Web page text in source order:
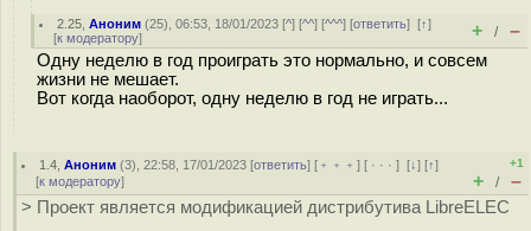
2.25 ,Аноним (25), 06:53, 18/01/2023 [^] [^^] [^^^] [ответить][↑]
[к модератору] + / –
Одну неделю в год проиграть это нормально, и совсем
жизни не мешает.
Вот когда наоборот, одну неделю в год не играть...
1.4 ,Аноним (3), 22:58, 17/01/2023 [ответить] [ ﹢﹢﹢] [ · · ·][↓] [↑]
[к модератору]
+1
+ / –
> Проект является модификацией дистрибутива LibreELEC